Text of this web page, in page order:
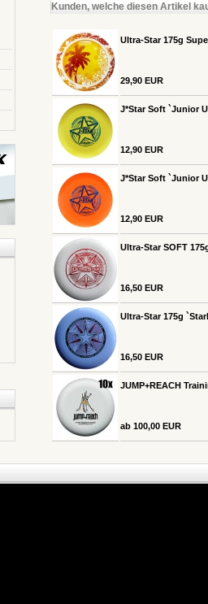
Kunden, welche diesen Artikel
Ultra-Star 175g
29,90 EUR
J*Star Soft `Junior
12,90 EUR
J*Star Soft `Junior
12,90 EUR
Ultra-Star SOFT
16,50 EUR
Ultra-Star 175g
16,50 EUR
JUMP+REACH
ab 100,00 EUR